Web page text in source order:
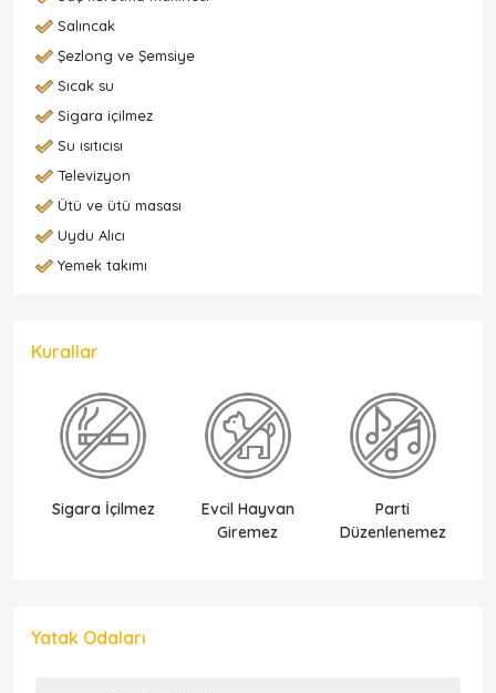
Salıncak
Şezlong ve Şemsiye
Sıcak su
Sigara içilmez
Su ısıtıcısı
Televizyon
Ütü ve ütü masası
Uydu Alıcı
Yemek takımı
Kurallar
Sigara İçilmez
Evcil Hayvan
Giremez
Parti
Düzenlenemez
Yatak Odaları